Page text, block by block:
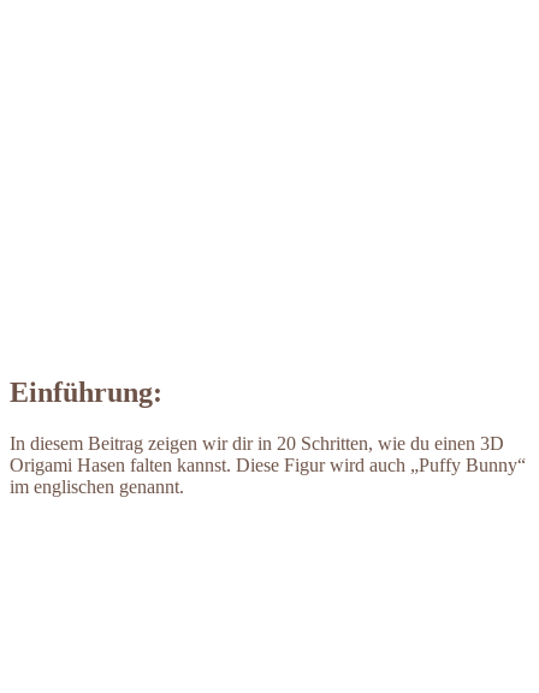
Einführung:
In diesem Beitrag zeigen wir dir in 20 Schritten, wie du einen 3D
Origami Hasen falten kannst. Diese Figur wird auch „Puffy Bunny“
im englischen genannt.